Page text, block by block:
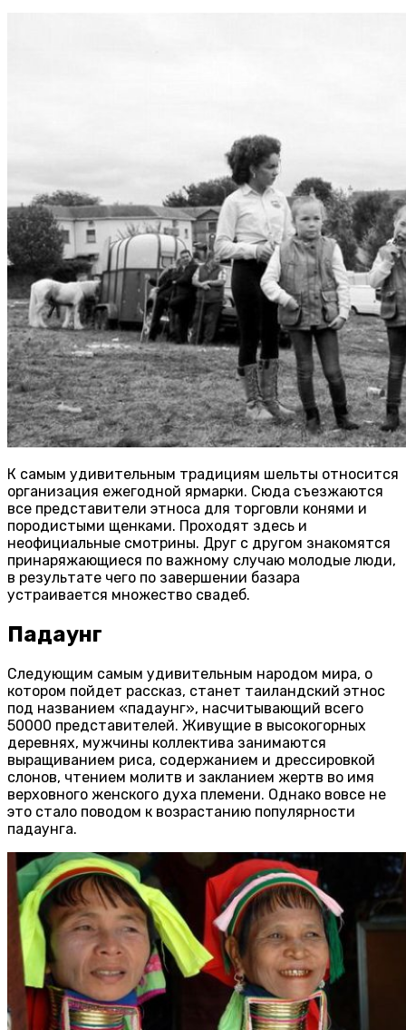
К самым удивительным традициям шельты относится
организация ежегодной ярмарки. Сюда съезжаются
все представители этноса для торговли конями и
породистыми щенками. Проходят здесь и
неофициальные смотрины. Друг с другом знакомятся
принаряжающиеся по важному случаю молодые люди,
в результате чего по завершении базара
устраивается множество свадеб.
Падаунг
Следующим самым удивительным народом мира, о
котором пойдет рассказ, станет таиландский этнос
под названием «падаунг», насчитывающий всего
50000 представителей. Живущие в высокогорных
деревнях, мужчины коллектива занимаются
выращиванием риса, содержанием и дрессировкой
слонов, чтением молитв и закланием жертв во имя
верховного женского духа племени. Однако вовсе не
это стало поводом к возрастанию популярности
падаунга.